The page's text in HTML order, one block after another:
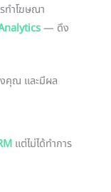
ทำโฆษณา
— ดึง
คุณ และมีผล
แต่ไม่ได้ทำการ